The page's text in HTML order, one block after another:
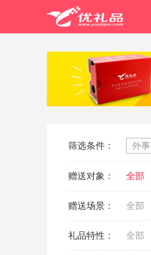
筛选条件： 外事
赠送对象： 全部
赠送场景： 全部
礼品特性： 全部